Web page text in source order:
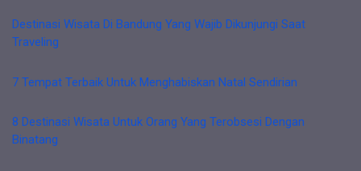
Destinasi Wisata Di Bandung Yang Wajib Dikunjungi Saat
Traveling
7 Tempat Terbaik Untuk Menghabiskan Natal Sendirian
8 Destinasi Wisata Untuk Orang Yang Terobsesi Dengan
Binatang